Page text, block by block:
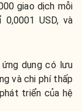
giao dịch mỗi
USD, và
dụng có lưu
và chi phí thấp
triển của hệ